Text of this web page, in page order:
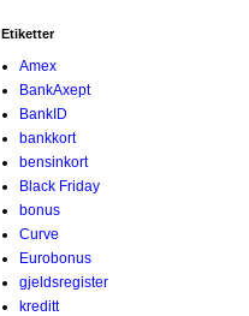
Etiketter
Amex
BankAxept
BankID
bankkort
bensinkort
Black Friday
bonus
Curve
Eurobonus
gjeldsregister
kreditt